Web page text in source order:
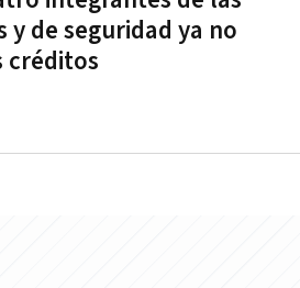
y de seguridad ya no
créditos